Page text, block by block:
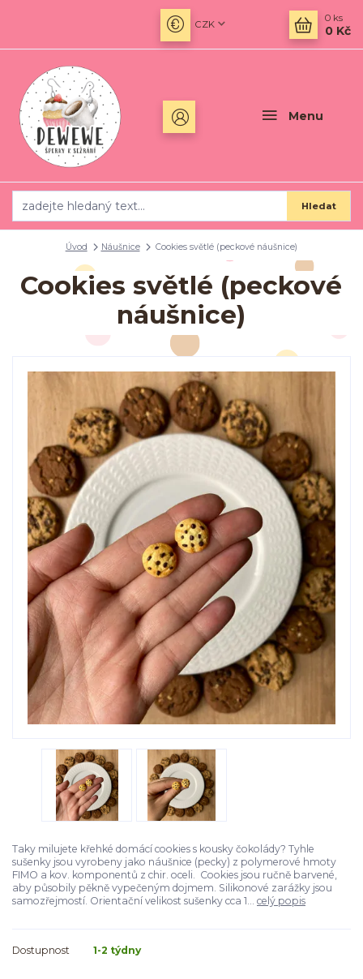
Menu
CZK
Hledat
0 ks
0 Kč
Úvod Náušnice Cookies světlé (peckové náušnice)
Cookies světlé (peckové
náušnice)
Taky milujete křehké domácí cookies s kousky čokolády? Tyhle
sušenky jsou vyrobeny jako náušnice (pecky) z polymerové hmoty
FIMO a kov. komponentů z chir. oceli. Cookies jsou ručně barvené,
aby působily pěkně vypečeným dojmem. Silikonové zarážky jsou
samozřejmostí. Orientační velikost sušenky cca 1... celý popis
Dostupnost 1-2 týdny